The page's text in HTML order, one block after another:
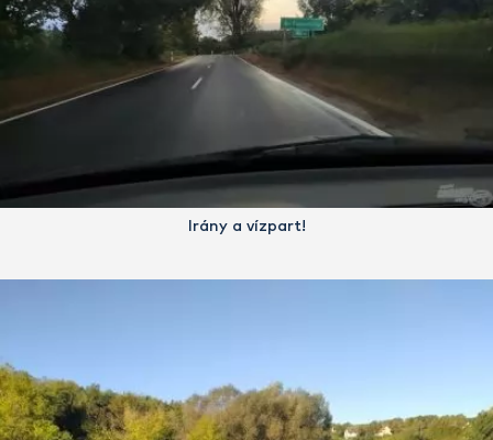
Irány a vízpart!